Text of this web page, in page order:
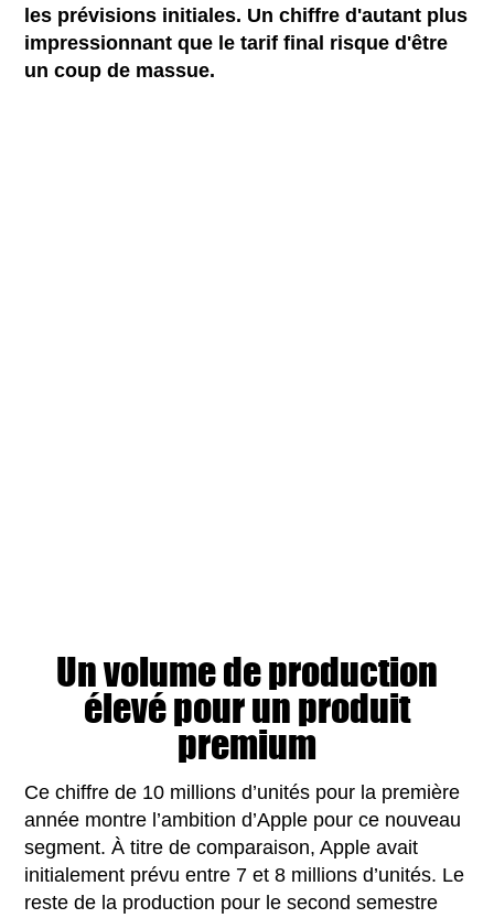
les prévisions initiales. Un chiffre d'autant plus
impressionnant que le tarif final risque d'être
un coup de massue.
Un volume de production
élevé pour un produit
premium
Ce chiffre de 10 millions d’unités pour la première
année montre l’ambition d’Apple pour ce nouveau
segment. À titre de comparaison, Apple avait
initialement prévu entre 7 et 8 millions d’unités. Le
reste de la production pour le second semestre